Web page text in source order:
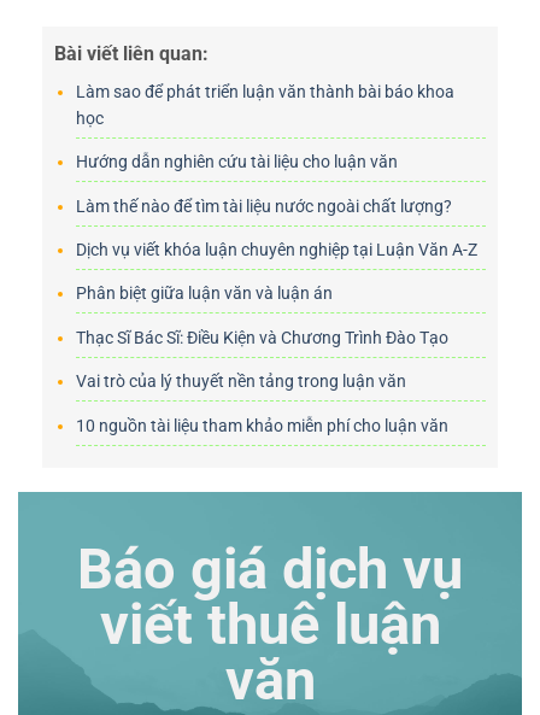
Bài viết liên quan:
Làm sao để phát triển luận văn thành bài báo khoa
học
Hướng dẫn nghiên cứu tài liệu cho luận văn
Làm thế nào để tìm tài liệu nước ngoài chất lượng?
Dịch vụ viết khóa luận chuyên nghiệp tại Luận Văn A-Z
Phân biệt giữa luận văn và luận án
Thạc Sĩ Bác Sĩ: Điều Kiện và Chương Trình Đào Tạo
Vai trò của lý thuyết nền tảng trong luận văn
10 nguồn tài liệu tham khảo miễn phí cho luận văn
Báo giá dịch vụ
viết thuê luận
văn